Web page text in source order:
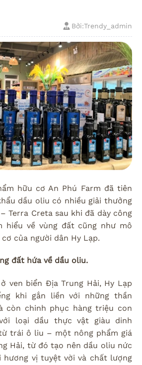
Bởi:Trendy_admin
hữu cơ An Phú Farm đã tiên
dầu oliu có nhiều giải thưởng
Terra Creta sau khi đã dày công
hiểu về vùng đất cũng như mô
của người dân Hy Lạp.
đất hứa về dầu oliu.
ven biển Địa Trung Hải, Hy Lạp
khi gắn liền với những thần
còn chinh phục hàng triệu con
loại dầu thực vật giàu dinh
trái ô liu – một nông phẩm giá
Hải, từ đó tạo nên dầu oliu nức
hương vị tuyệt vời và chất lượng